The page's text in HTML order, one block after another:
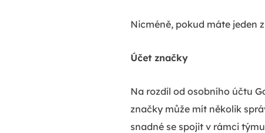
Nicméně, pokud máte jeden
Účet značky
Na rozdíl od osobního účtu
značky může mít několik
snadné se spojit v rámci